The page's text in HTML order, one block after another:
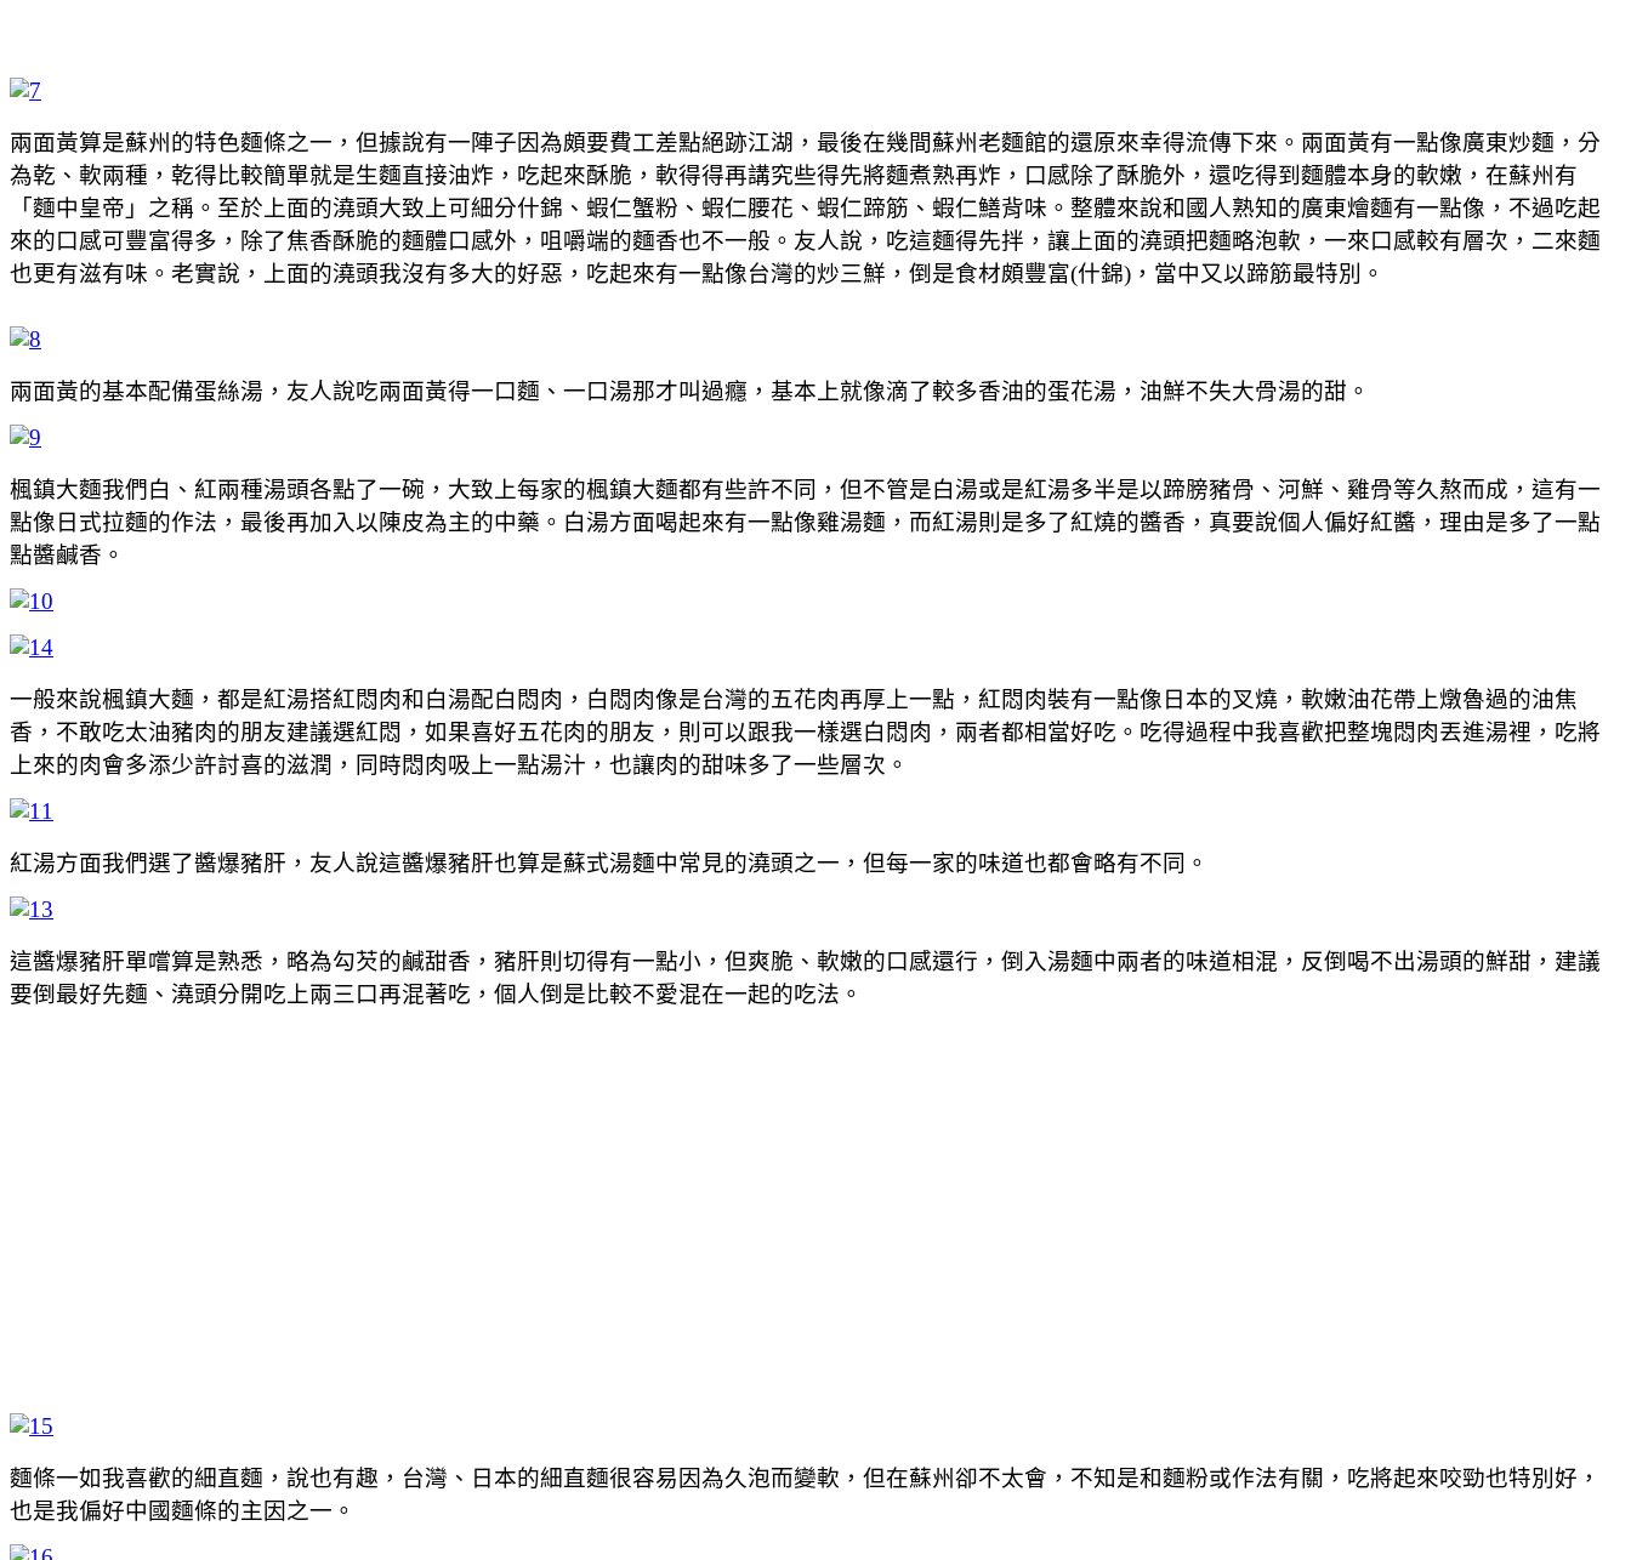
兩面黃算是蘇州的特色麵條之一，但據說有一陣子因為頗要費工差點絕跡江湖，最後在幾間蘇州老麵館的還原來幸得流傳下來。兩面黃有一點像廣東炒麵，分
為乾、軟兩種，乾得比較簡單就是生麵直接油炸，吃起來酥脆，軟得得再講究些得先將麵煮熟再炸，口感除了酥脆外，還吃得到麵體本身的軟嫩，在蘇州有
「麵中皇帝」之稱。至於上面的澆頭大致上可細分什錦、蝦仁蟹粉、蝦仁腰花、蝦仁蹄筋、蝦仁鱔背味。整體來說和國人熟知的廣東燴麵有一點像，不過吃起
來的口感可豐富得多，除了焦香酥脆的麵體口感外，咀嚼端的麵香也不一般。友人說，吃這麵得先拌，讓上面的澆頭把麵略泡軟，一來口感較有層次，二來麵
也更有滋有味。老實說，上面的澆頭我沒有多大的好惡，吃起來有一點像台灣的炒三鮮，倒是食材頗豐富(什錦)，當中又以蹄筋最特別。
兩面黃的基本配備蛋絲湯，友人說吃兩面黃得一口麵、一口湯那才叫過癮，基本上就像滴了較多香油的蛋花湯，油鮮不失大骨湯的甜。
楓鎮大麵我們白、紅兩種湯頭各點了一碗，大致上每家的楓鎮大麵都有些許不同，但不管是白湯或是紅湯多半是以蹄膀豬骨、河鮮、雞骨等久熬而成，這有一
點像日式拉麵的作法，最後再加入以陳皮為主的中藥。白湯方面喝起來有一點像雞湯麵，而紅湯則是多了紅燒的醬香，真要說個人偏好紅醬，理由是多了一點
點醬鹹香。
一般來說楓鎮大麵，都是紅湯搭紅悶肉和白湯配白悶肉，白悶肉像是台灣的五花肉再厚上一點，紅悶肉裝有一點像日本的叉燒，軟嫩油花帶上燉魯過的油焦
香，不敢吃太油豬肉的朋友建議選紅悶，如果喜好五花肉的朋友，則可以跟我一樣選白悶肉，兩者都相當好吃。吃得過程中我喜歡把整塊悶肉丟進湯裡，吃將
上來的肉會多添少許討喜的滋潤，同時悶肉吸上一點湯汁，也讓肉的甜味多了一些層次。
紅湯方面我們選了醬爆豬肝，友人說這醬爆豬肝也算是蘇式湯麵中常見的澆頭之一，但每一家的味道也都會略有不同。
這醬爆豬肝單嚐算是熟悉，略為勾芡的鹹甜香，豬肝則切得有一點小，但爽脆、軟嫩的口感還行，倒入湯麵中兩者的味道相混，反倒喝不出湯頭的鮮甜，建議
要倒最好先麵、澆頭分開吃上兩三口再混著吃，個人倒是比較不愛混在一起的吃法。
麵條一如我喜歡的細直麵，說也有趣，台灣、日本的細直麵很容易因為久泡而變軟，但在蘇州卻不太會，不知是和麵粉或作法有關，吃將起來咬勁也特別好，
也是我偏好中國麵條的主因之一。